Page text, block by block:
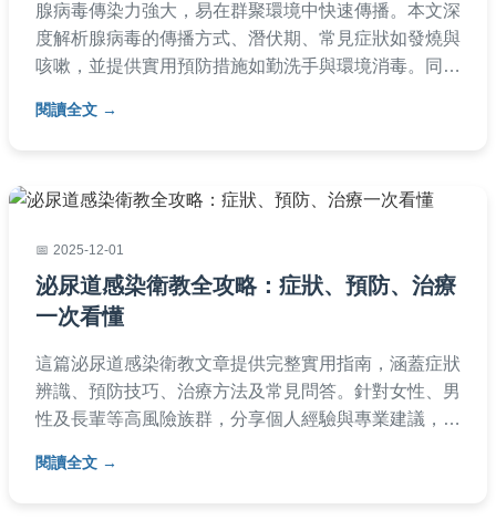
腺病毒傳染力強大，易在群聚環境中快速傳播。本文深
度解析腺病毒的傳播方式、潛伏期、常見症狀如發燒與
咳嗽，並提供實用預防措施如勤洗手與環境消毒。同時
健康。內容基於實際經驗，避免專業術語，讓您輕鬆理
閱讀全文
2025-12-01
泌尿道感染衛教全攻略：症狀、預防、治療
一次看懂
這篇泌尿道感染衛教文章提供完整實用指南，涵蓋症狀
辨識、預防技巧、治療方法及常見問答。針對女性、男
性及長輩等高風險族群，分享個人經驗與專業建議，幫
健參考。
閱讀全文